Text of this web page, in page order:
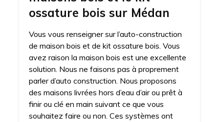
ossature bois sur Médan
Vous vous renseigner sur l’auto-construction
de maison bois et de kit ossature bois. Vous
avez raison la maison bois est une excellente
solution. Nous ne faisons pas à proprement
parler d’auto construction. Nous proposons
des maisons livrées hors d’eau d’air ou prêt à
finir ou clé en main suivant ce que vous
souhaitez faire ou non. Ces systèmes ont